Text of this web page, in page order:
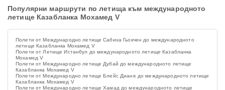
Популярни маршрути по летища към международното
летище Казабланка Мохамед V
Полети от Международно летище Сабиха Гьокчен до международното
летище Казабланка Мохамед V
Полети от Летище Истанбул до международното летище Казабланка
Мохамед V
Полети от Международно летище Дубай до международното летище
Казабланка Мохамед V
Полети от Международно летище Блейс Диане до международното летище
Казабланка Мохамед V
Полети от Международно летище Хамад до международното летище